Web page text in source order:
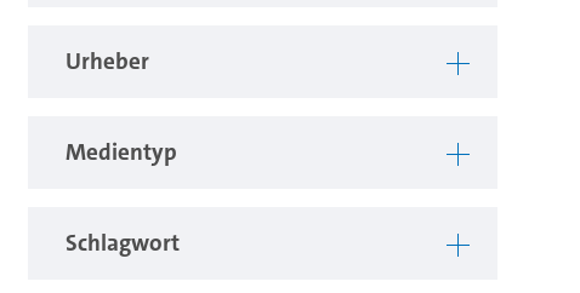
Urheber
Medientyp
Schlagwort